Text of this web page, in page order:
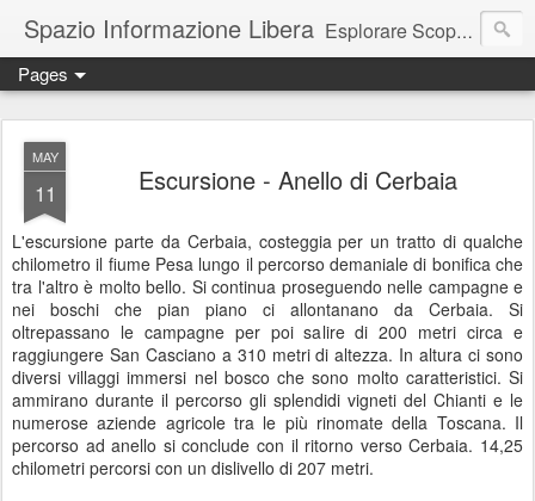
Spazio Informazione Libera Esplorare Scoprire Creare
Escursioni, viaggi, arte, tecnologia, attualità
Pages
MAY
11 Escursione - Anello di Cerbaia
L'escursione parte da Cerbaia, costeggia per un tratto di qualche
chilometro il fiume Pesa lungo il percorso demaniale di bonifica che
tra l'altro è molto bello. Si continua proseguendo nelle campagne e
nei boschi che pian piano ci allontanano da Cerbaia. Si
oltrepassano le campagne per poi salire di 200 metri circa e
raggiungere San Casciano a 310 metri di altezza. In altura ci sono
diversi villaggi immersi nel bosco che sono molto caratteristici. Si
ammirano durante il percorso gli splendidi vigneti del Chianti e le
numerose aziende agricole tra le più rinomate della Toscana. Il
percorso ad anello si conclude con il ritorno verso Cerbaia. 14,25
chilometri percorsi con un dislivello di 207 metri.